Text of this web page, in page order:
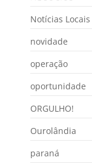
Notícias Locais
novidade
operação
oportunidade
ORGULHO!
Ourolândia
paraná